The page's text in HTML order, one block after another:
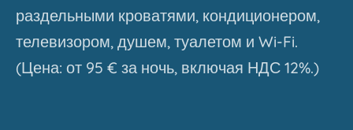
раздельными кроватями, кондиционером,
телевизором, душем, туалетом и Wi-Fi.
(Цена: от 95 € за ночь, включая НДС 12%.)